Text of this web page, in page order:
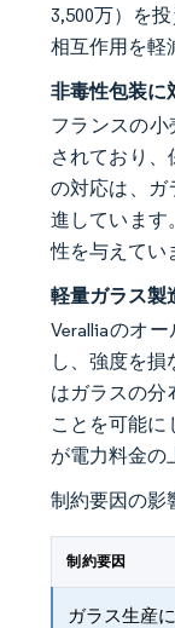
3,500万）を
相互作用を軽
非毒性包装に
フランスの
されており、
の対応は、ガ
進しています
性を与えてい
軽量ガラス製
Veralliaのオ
し、強度を
はガラスの分
ことを可能に
が電力料金の
制約要因の影
制約要因
ガラス生産